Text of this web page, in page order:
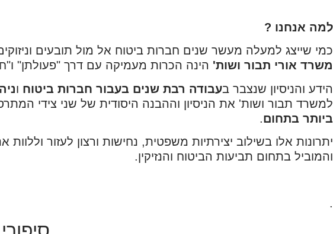
למה אנחנו ?
כמי שייצג למעלה מעשר שנים חברות ביטוח אל מול תובעים
משרד אורי תבור ושות' הינה הכרות מעמיקה עם דרך "פעולתן"
הידע והניסיון שנצבר בעבודה רבת שנים בעבור חברות ביטוח ו
למשרד תבור ושות' את הניסיון וההבנה היסודית של שני צידי
ביותר בתחום.
יתרונות אלו בשילוב יצירתיות משפטית, נחישות ורצון לעזור
והמוביל בתחום תביעות הביטוח והנזיקין.
.